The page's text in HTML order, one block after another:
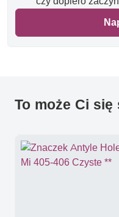
To może Ci się